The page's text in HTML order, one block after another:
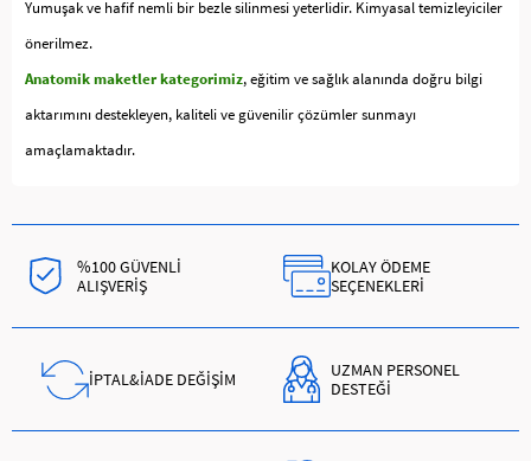
Yumuşak ve hafif nemli bir bezle silinmesi yeterlidir. Kimyasal temizleyiciler
önerilmez.
Anatomik maketler kategorimiz, eğitim ve sağlık alanında doğru bilgi
aktarımını destekleyen, kaliteli ve güvenilir çözümler sunmayı
amaçlamaktadır.
%100 GÜVENLİ
ALIŞVERİŞ
KOLAY ÖDEME
SEÇENEKLERİ
İPTAL&İADE DEĞİŞİM
UZMAN PERSONEL
DESTEĞİ